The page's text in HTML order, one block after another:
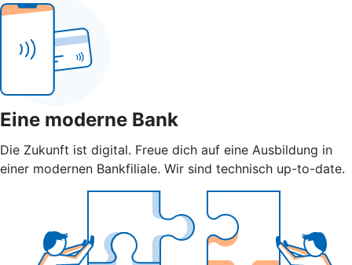
Eine moderne Bank
Die Zukunft ist digital. Freue dich auf eine Ausbildung in
einer modernen Bankfiliale. Wir sind technisch up-to-date.